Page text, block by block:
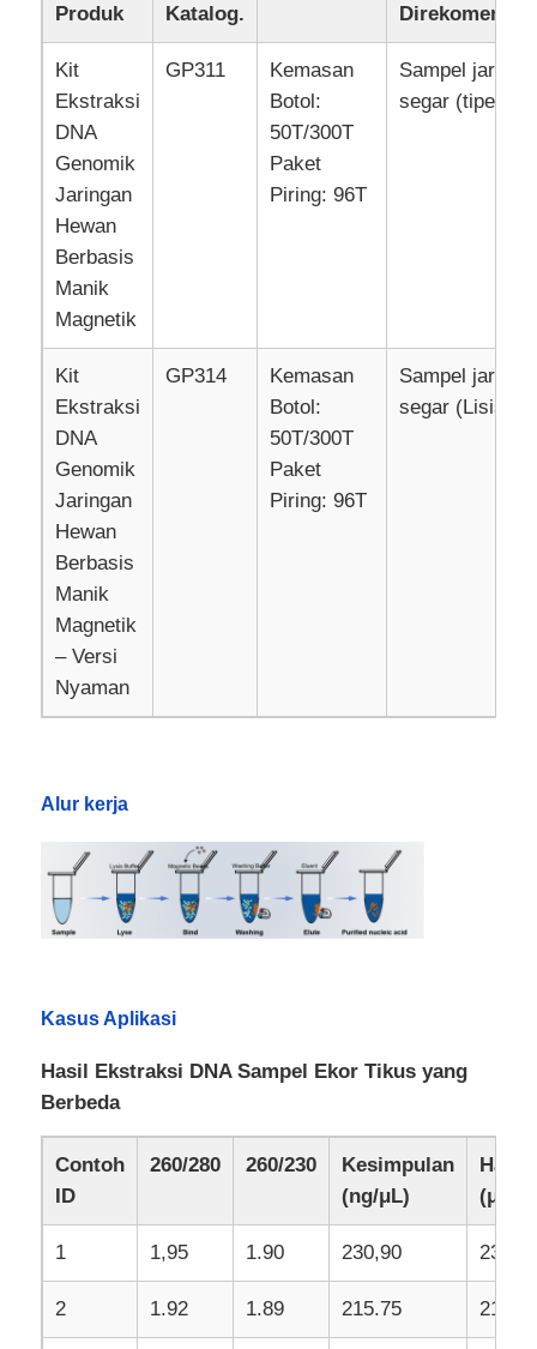
Produk
Tentang Kami
Tur Pabrik
Kontrol kualitas
Hubungi Kami
Berita
Minta Kutipan
magnetic beads ekstraksi asam nukleat
Kit Ekstraksi DNA / RNA
NGS Magnetic Beads
Pemurnian Protein Manik-manik Magnetik
Manik Magnet Aktif Permukaan
Instrumen Otomatis & Bahan Habis Pakai
Produk
Katalog.
Kit
Ekstraksi
DNA
Genomik
Jaringan
Hewan
Berbasis
Manik
Magnetik
GP311
Kemasan
Botol:
50T/300T
Paket
Piring: 96T
Sampel
segar (tipe
Kit
Ekstraksi
DNA
Genomik
Jaringan
Hewan
Berbasis
Manik
Magnetik
– Versi
Nyaman
GP314
Kemasan
Botol:
50T/300T
Paket
Piring: 96T
Sampel
segar (Lisis
Alur kerja
Kasus Aplikasi
Hasil Ekstraksi DNA Sampel Ekor Tikus yang
Berbeda
Contoh
ID
260/280 260/230
Kesimpulan
(ng/μL)
Hasil
(μg)
1 1,95 1.90 230,90 23.09
2 1.92 1.89 215.75 21.58